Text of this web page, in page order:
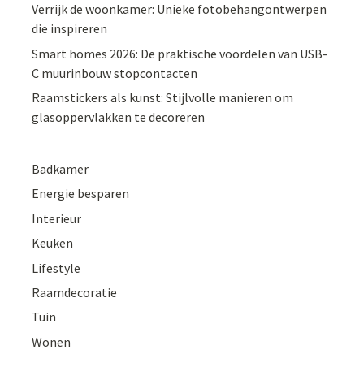
Verrijk de woonkamer: Unieke fotobehangontwerpen
die inspireren
Smart homes 2026: De praktische voordelen van USB-
C muurinbouw stopcontacten
Raamstickers als kunst: Stijlvolle manieren om
glasoppervlakken te decoreren
Badkamer
Energie besparen
Interieur
Keuken
Lifestyle
Raamdecoratie
Tuin
Wonen